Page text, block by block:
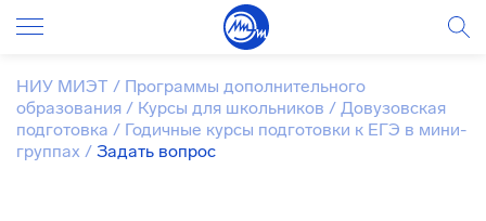
НИУ МИЭТ / Программы дополнительного
образования / Курсы для школьников / Довузовская
подготовка / Годичные курсы подготовки к ЕГЭ в мини-
группах / Задать вопрос